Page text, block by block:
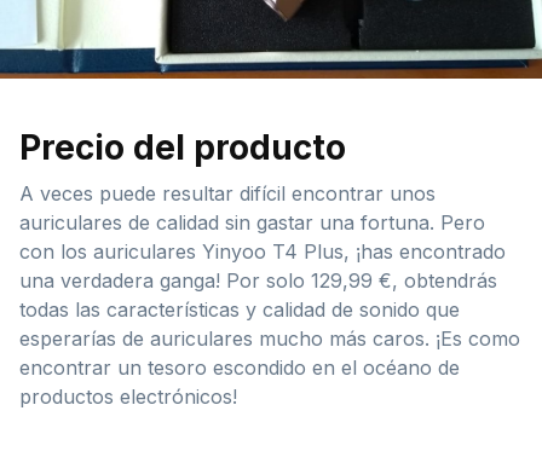
Precio del producto
A veces puede resultar difícil encontrar unos
auriculares de calidad sin gastar una fortuna. Pero
con los auriculares Yinyoo T4 Plus, ¡has encontrado
una verdadera ganga! Por solo 129,99 €, obtendrás
todas las características y calidad de sonido que
esperarías de auriculares mucho más caros. ¡Es como
encontrar un tesoro escondido en el océano de
productos electrónicos!